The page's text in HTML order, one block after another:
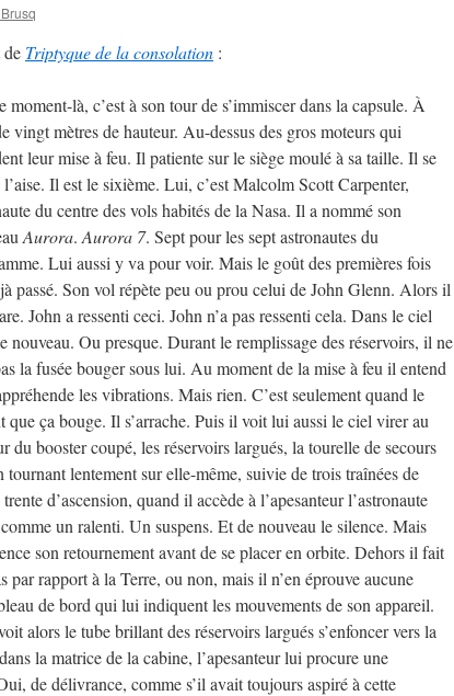
Triptyque de la consolation :
moment-là, c’est à son tour de s’immiscer dans la capsule. À
vingt mètres de hauteur. Au-dessus des gros moteurs qui
leur mise à feu. Il patiente sur le siège moulé à sa taille. Il se
l’aise. Il est le sixième. Lui, c’est Malcolm Scott Carpenter,
du centre des vols habités de la Nasa. Il a nommé son
Aurora. Aurora 7. Sept pour les sept astronautes du
Lui aussi y va pour voir. Mais le goût des premières fois
passé. Son vol répète peu ou prou celui de John Glenn. Alors il
John a ressenti ceci. John n’a pas ressenti cela. Dans le ciel
nouveau. Ou presque. Durant le remplissage des réservoirs, il ne
la fusée bouger sous lui. Au moment de la mise à feu il entend
les vibrations. Mais rien. C’est seulement quand le
que ça bouge. Il s’arrache. Puis il voit lui aussi le ciel virer au
du booster coupé, les réservoirs largués, la tourelle de secours
tournant lentement sur elle-même, suivie de trois traînées de
d’ascension, quand il accède à l’apesanteur l’astronaute
un ralenti. Un suspens. Et de nouveau le silence. Mais
son retournement avant de se placer en orbite. Dehors il fait
par rapport à la Terre, ou non, mais il n’en éprouve aucune
de bord qui lui indiquent les mouvements de son appareil.
alors le tube brillant des réservoirs largués s’enfoncer vers la
la matrice de la cabine, l’apesanteur lui procure une
de délivrance, comme s’il avait toujours aspiré à cette